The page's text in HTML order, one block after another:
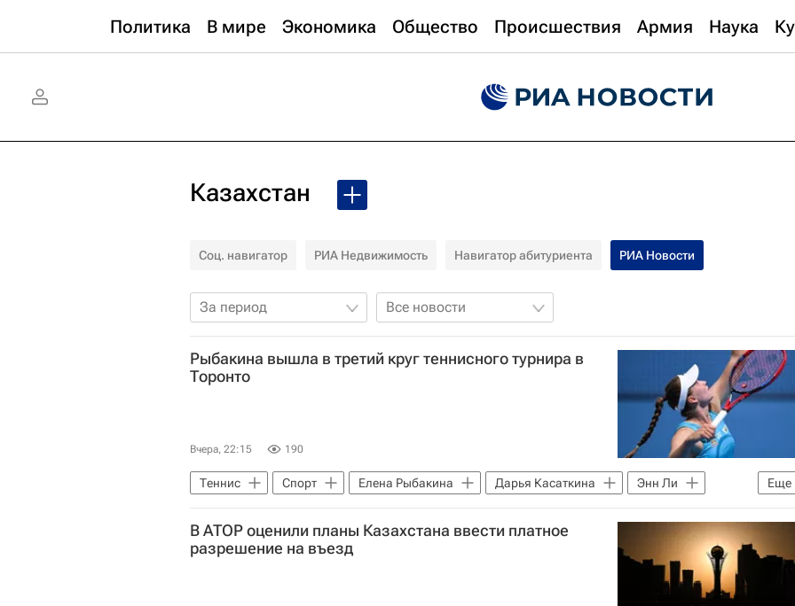
Политика В мире Экономика Общество Происшествия Армия Наука
Казахстан
Соц. навигатор РИА Недвижимость Навигатор абитуриента РИА Новости
За период Все новости
Рыбакина вышла в третий круг теннисного турнира в
Торонто
Вчера, 22:15 190
Еще
Теннис Спорт Елена Рыбакина Дарья Касаткина
Энн Ли
Женская теннисная ассоциация (WTA)
В АТОР оценили планы Казахстана ввести платное
разрешение на въезд